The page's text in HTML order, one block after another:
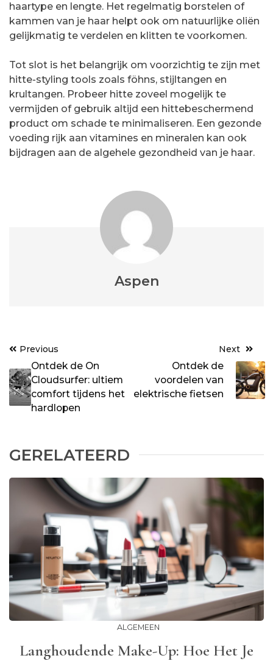
haartype en lengte. Het regelmatig borstelen of
kammen van je haar helpt ook om natuurlijke oliën
gelijkmatig te verdelen en klitten te voorkomen.
Tot slot is het belangrijk om voorzichtig te zijn met
hitte-styling tools zoals föhns, stijltangen en
krultangen. Probeer hitte zoveel mogelijk te
vermijden of gebruik altijd een hittebeschermend
product om schade te minimaliseren. Een gezonde
voeding rijk aan vitamines en mineralen kan ook
bijdragen aan de algehele gezondheid van je haar.
Aspen
Post
navigation
Previous
Ontdek de On
Cloudsurfer: ultiem
comfort tijdens het
hardlopen
Next
Ontdek de
voordelen van
elektrische fietsen
GERELATEERD
ALGEMEEN
Langhoudende Make-Up: Hoe Het Je